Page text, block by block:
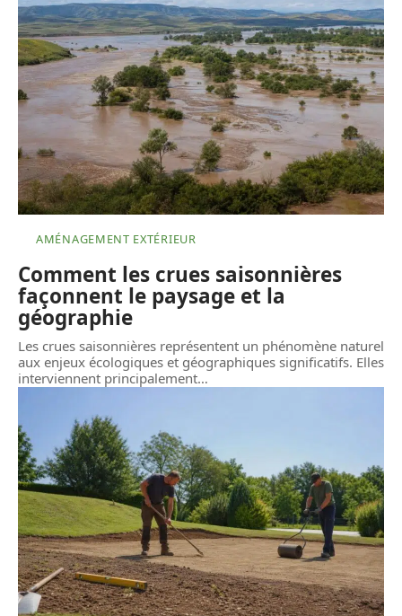
AMÉNAGEMENT EXTÉRIEUR
Comment les crues saisonnières
façonnent le paysage et la
géographie
Les crues saisonnières représentent un phénomène naturel
aux enjeux écologiques et géographiques significatifs. Elles
interviennent principalement…